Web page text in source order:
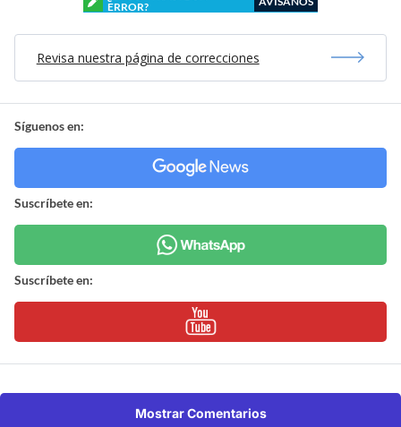
ERROR?
Revisa nuestra página de correcciones
Síguenos en:
Suscríbete en:
Suscríbete en:
Mostrar Comentarios